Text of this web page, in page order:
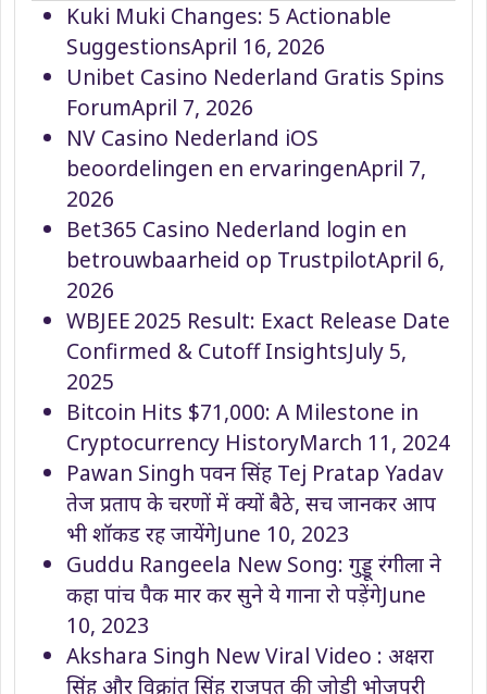
Kuki Muki Changes: 5 Actionable
SuggestionsApril 16, 2026
Unibet Casino Nederland Gratis Spins
ForumApril 7, 2026
NV Casino Nederland iOS
beoordelingen en ervaringenApril 7,
2026
Bet365 Casino Nederland login en
betrouwbaarheid op TrustpilotApril 6,
2026
WBJEE 2025 Result: Exact Release Date
Confirmed & Cutoff InsightsJuly 5,
2025
Bitcoin Hits $71,000: A Milestone in
Cryptocurrency HistoryMarch 11, 2024
Pawan Singh पवन सिंह Tej Pratap Yadav
तेज प्रताप के चरणों में क्यों बैठे, सच जानकर आप
भी शॉकड रह जायेंगेJune 10, 2023
Guddu Rangeela New Song: गुड्डू रंगीला ने
कहा पांच पैक मार कर सुने ये गाना रो पड़ेंगेJune
10, 2023
Akshara Singh New Viral Video : अक्षरा
सिंह और विक्रांत सिंह राजपूत की जोड़ी भोजपुरी